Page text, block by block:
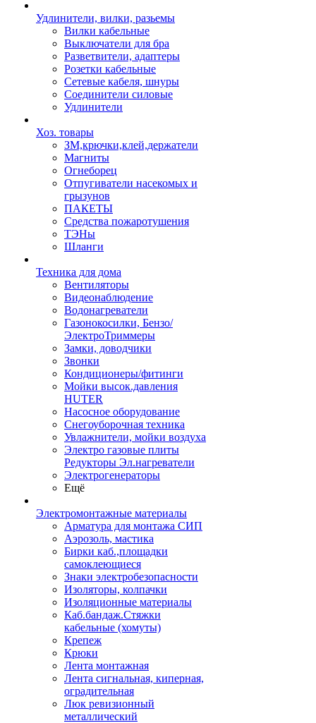
Удлинители, вилки, разьемы
Вилки кабельные
Выключатели для бра
Разветвители, адаптеры
Розетки кабельные
Сетевые кабеля, шнуры
Соединители силовые
Удлинители
Хоз. товары
ЗМ,крючки,клей,держатели
Магниты
Огнеборец
Отпугиватели насекомых и
грызунов
ПАКЕТЫ
Средства пожаротушения
ТЭНы
Шланги
Техника для дома
Вентиляторы
Видеонаблюдение
Водонагреватели
Газонокосилки, Бензо/
ЭлектроТриммеры
Замки, доводчики
Звонки
Кондиционеры/фитинги
Мойки высок.давления
HUTER
Насосное оборудование
Снегоуборочная техника
Увлажнители, мойки воздуха
Электро газовые плиты
Редукторы Эл.нагреватели
Электрогенераторы
Ещё
Электромонтажные материалы
Арматура для монтажа СИП
Аэрозоль, мастика
Бирки каб.,площадки
самоклеющиеся
Знаки электробезопасности
Изоляторы, колпачки
Изоляционные материалы
Каб.бандаж.Стяжки
кабельные (хомуты)
Крепеж
Крюки
Лента монтажная
Лента сигнальная, киперная,
оградительная
Люк ревизионный
металлический